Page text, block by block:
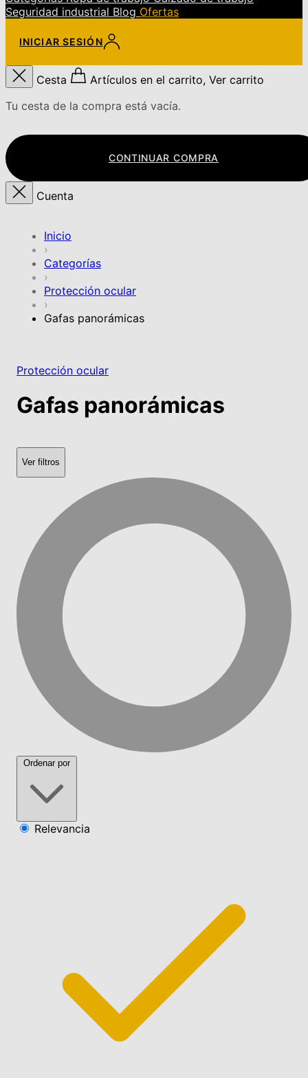
Seguridad industrial Blog Ofertas
INICIAR SESIÓN
Cesta
Artículos en el carrito, Ver carrito
Tu cesta de la compra está vacía.
CONTINUAR COMPRA
Cuenta
Inicio
›
Categorías
›
Protección ocular
›
Gafas panorámicas
Protección ocular
Gafas panorámicas
Ver filtros
Ordenar por
Relevancia